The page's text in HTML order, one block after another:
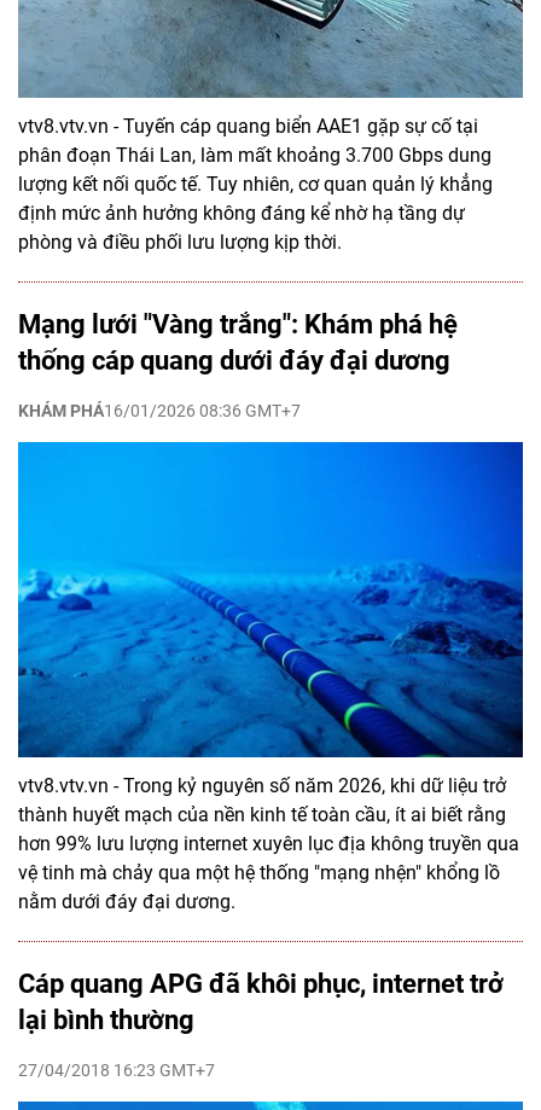
vtv8.vtv.vn - Tuyến cáp quang biển AAE1 gặp sự cố tại
phân đoạn Thái Lan, làm mất khoảng 3.700 Gbps dung
lượng kết nối quốc tế. Tuy nhiên, cơ quan quản lý khẳng
định mức ảnh hưởng không đáng kể nhờ hạ tầng dự
phòng và điều phối lưu lượng kịp thời.
Mạng lưới "Vàng trắng": Khám phá hệ
thống cáp quang dưới đáy đại dương
KHÁM PHÁ16/01/2026 08:36 GMT+7
vtv8.vtv.vn - Trong kỷ nguyên số năm 2026, khi dữ liệu trở
thành huyết mạch của nền kinh tế toàn cầu, ít ai biết rằng
hơn 99% lưu lượng internet xuyên lục địa không truyền qua
vệ tinh mà chảy qua một hệ thống "mạng nhện" khổng lồ
nằm dưới đáy đại dương.
Cáp quang APG đã khôi phục, internet trở
lại bình thường
27/04/2018 16:23 GMT+7